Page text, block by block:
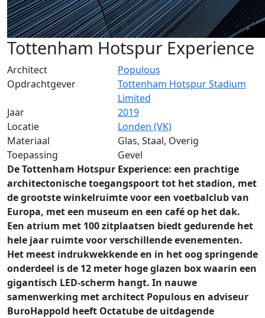
Tottenham Hotspur Experience
Architect
Populous
Opdrachtgever
Tottenham Hotspur Stadium
Limited
Jaar
2019
Locatie
Londen (VK)
Materiaal
Glas, Staal, Overig
Toepassing
Gevel
De Tottenham Hotspur Experience: een prachtige
architectonische toegangspoort tot het stadion, met
de grootste winkelruimte voor een voetbalclub van
Europa, met een museum en een café op het dak.
Een atrium met 100 zitplaatsen biedt gedurende het
hele jaar ruimte voor verschillende evenementen.
Het meest indrukwekkende en in het oog springende
onderdeel is de 12 meter hoge glazen box waarin een
gigantisch LED-scherm hangt. In nauwe
samenwerking met architect Populous en adviseur
BuroHappold heeft Octatube de uitdagende